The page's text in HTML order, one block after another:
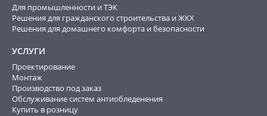
Для промышленности и ТЭК
Решения для гражданского строительства и ЖКХ
Решения для домашнего комфорта и безопасности
УСЛУГИ
Проектирование
Монтаж
Производство под заказ
Обслуживание систем антиобледенения
Купить в розницу